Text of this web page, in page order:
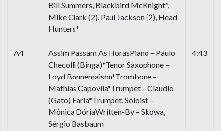
Bill Summers, Blackbird McKnight*,
Mike Clark (2), Paul Jackson (2), Head
Hunters*
A4
Assim Passam As HorasPiano – Paulo
Checolli (Binga)*Tenor Saxophone –
Loyd Bonnemaison*Trombone –
Mathias Capovila*Trumpet – Claudio
(Gato) Faria*Trumpet, Soloist –
Mônica DóriaWritten-By – Skowa,
Sérgio Basbaum
4:43